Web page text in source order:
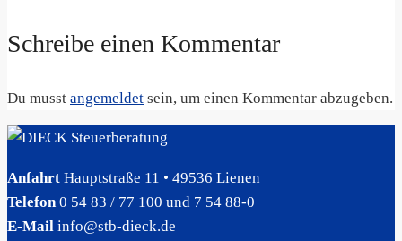
Schreibe einen Kommentar
Du musst angemeldet sein, um einen Kommentar abzugeben.
Anfahrt Hauptstraße 11 • 49536 Lienen
Telefon0 54 83 / 77 100 und 7 54 88-0
E-Mail info@stb-dieck.de